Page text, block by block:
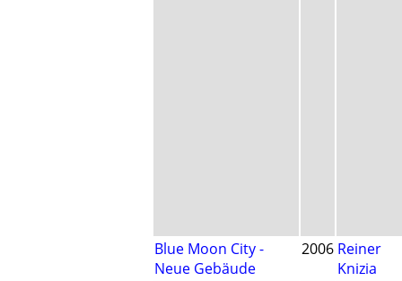
Blue Moon City -
Neue Gebäude
2006 Reiner
Knizia